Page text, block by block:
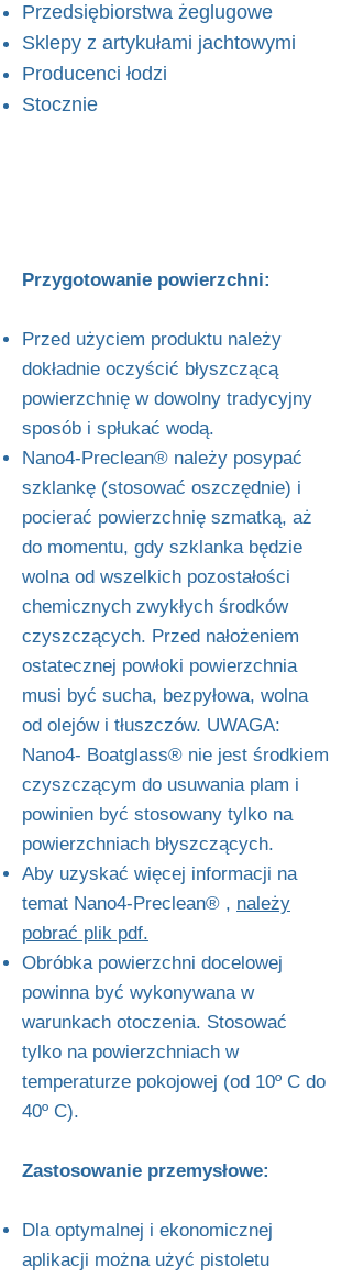
Przedsiębiorstwa żeglugowe
Sklepy z artykułami jachtowymi
Producenci łodzi
Stocznie
Przygotowanie powierzchni:
Przed użyciem produktu należy
dokładnie oczyścić błyszczącą
powierzchnię w dowolny tradycyjny
sposób i spłukać wodą.
Nano4-Preclean® należy posypać
szklankę (stosować oszczędnie) i
pocierać powierzchnię szmatką, aż
do momentu, gdy szklanka będzie
wolna od wszelkich pozostałości
chemicznych zwykłych środków
czyszczących. Przed nałożeniem
ostatecznej powłoki powierzchnia
musi być sucha, bezpyłowa, wolna
od olejów i tłuszczów. UWAGA:
Nano4- Boatglass® nie jest środkiem
czyszczącym do usuwania plam i
powinien być stosowany tylko na
powierzchniach błyszczących.
Aby uzyskać więcej informacji na
temat Nano4-Preclean® , należy
pobrać plik pdf.
Obróbka powierzchni docelowej
powinna być wykonywana w
warunkach otoczenia. Stosować
tylko na powierzchniach w
temperaturze pokojowej (od 10º C do
40º C).
Zastosowanie przemysłowe:
Dla optymalnej i ekonomicznej
aplikacji można użyć pistoletu